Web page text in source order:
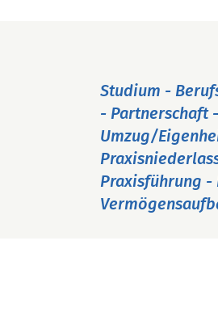
Studium -
- Partnerschaft
Umzug/
Praxisführung -